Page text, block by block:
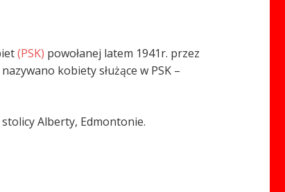
(PSK) powołanej latem 1941r. przez
kobiety służące w PSK –
Alberty, Edmontonie.